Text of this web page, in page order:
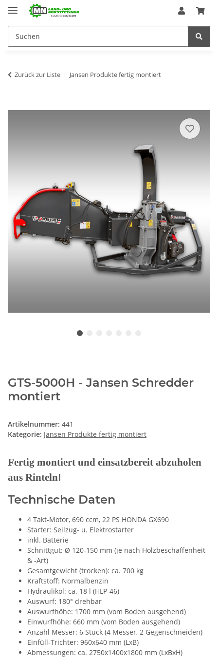
Zurück zur Liste Jansen Produkte fertig montiert
GTS-5000H - Jansen Schredder
montiert
Artikelnummer: 441
Kategorie: Jansen Produkte fertig montiert
Fertig montiert und einsatzbereit abzuholen
aus Rinteln!
Technische Daten
4 Takt-Motor, 690 ccm, 22 PS HONDA GX690
Starter: Seilzug- u. Elektrostarter
inkl. Batterie
Schnittgut: Ø 120-150 mm (je nach Holzbeschaffenheit
& -Art)
Gesamtgewicht (trocken): ca. 700 kg
Kraftstoff: Normalbenzin
Hydrauliköl: ca. 18 l (HLP-46)
Auswurf: 180° drehbar
Auswurfhöhe: 1700 mm (vom Boden ausgehend)
Einwurfhöhe: 660 mm (vom Boden ausgehend)
Anzahl Messer: 6 Stück (4 Messer, 2 Gegenschneiden)
Einfüll-Trichter: 960x640 mm (LxB)
Abmessungen: ca. 2750x1400x1800 mm (LxBxH)